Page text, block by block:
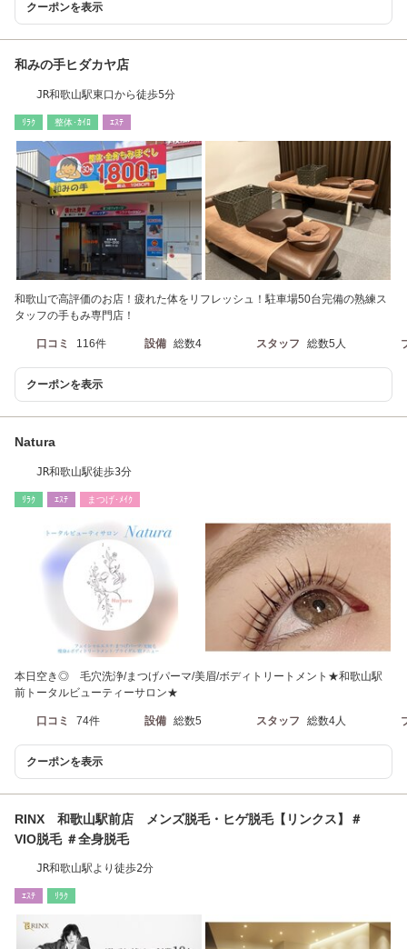
クーポンを表示
和みの手ヒダカヤ店
JR和歌山駅東口から徒歩5分
ﾘﾗｸ 整体･ｶｲﾛ ｴｽﾃ
和歌山で高評価のお店！疲れた体をリフレッシュ！駐車場50台完備の熟練ス
タッフの手もみ専門店！
口コミ 116件 設備 総数4 スタッフ 総数5人
クーポンを表示
Natura
JR和歌山駅徒歩3分
ﾘﾗｸ ｴｽﾃ まつげ･ﾒｲｸ
本日空き◎ 毛穴洗浄/まつげパーマ/美眉/ボディトリートメント★和歌山駅
前トータルビューティーサロン★
口コミ 74件 設備 総数5 スタッフ 総数4人
クーポンを表示
RINX 和歌山駅前店 メンズ脱毛・ヒゲ脱毛【リンクス】＃
VIO脱毛 ＃全身脱毛
JR和歌山駅より徒歩2分
ｴｽﾃ ﾘﾗｸ